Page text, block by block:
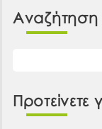
[…]
Αναζήτηση
Προτείνετε